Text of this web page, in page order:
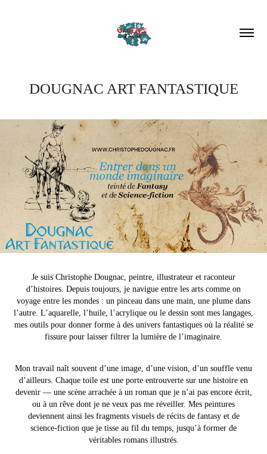
DOUGNAC ART FANTASTIQUE
Je suis Christophe Dougnac, peintre, illustrateur et raconteur
d’histoires. Depuis toujours, je navigue entre les arts comme on
voyage entre les mondes : un pinceau dans une main, une plume dans
l’autre. L’aquarelle, l’huile, l’acrylique ou le dessin sont mes langages,
mes outils pour donner forme à des univers fantastiques où la réalité se
fissure pour laisser filtrer la lumière de l’imaginaire.
Mon travail naît souvent d’une image, d’une vision, d’un souffle venu
d’ailleurs. Chaque toile est une porte entrouverte sur une histoire en
devenir — une scène arrachée à un roman que je n’ai pas encore écrit,
ou à un rêve dont je ne veux pas me réveiller. Mes peintures
deviennent ainsi les fragments visuels de récits de fantasy et de
science-fiction que je tisse au fil du temps, jusqu’à former de
véritables romans illustrés.